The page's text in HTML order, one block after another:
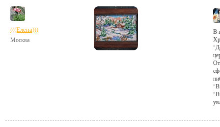
(((Елена)))
Москва
В